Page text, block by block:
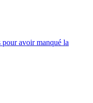
pour avoir manqué la